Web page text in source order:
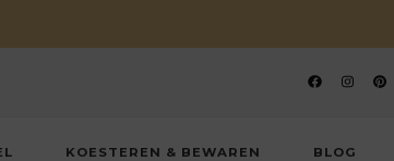
KOESTEREN & BEWAREN BLOG